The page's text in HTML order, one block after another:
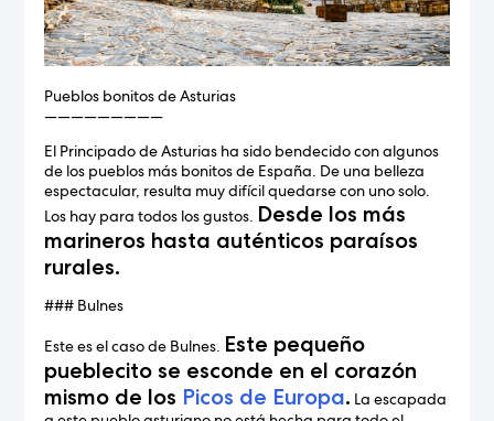
Pueblos bonitos de Asturias
—————————
El Principado de Asturias ha sido bendecido con algunos
de los pueblos más bonitos de España. De una belleza
espectacular, resulta muy difícil quedarse con uno solo.
Los hay para todos los gustos. Desde los más
marineros hasta auténticos paraísos
rurales.
### Bulnes
Este es el caso de Bulnes. Este pequeño
pueblecito se esconde en el corazón
mismo de los Picos de Europa. La escapada